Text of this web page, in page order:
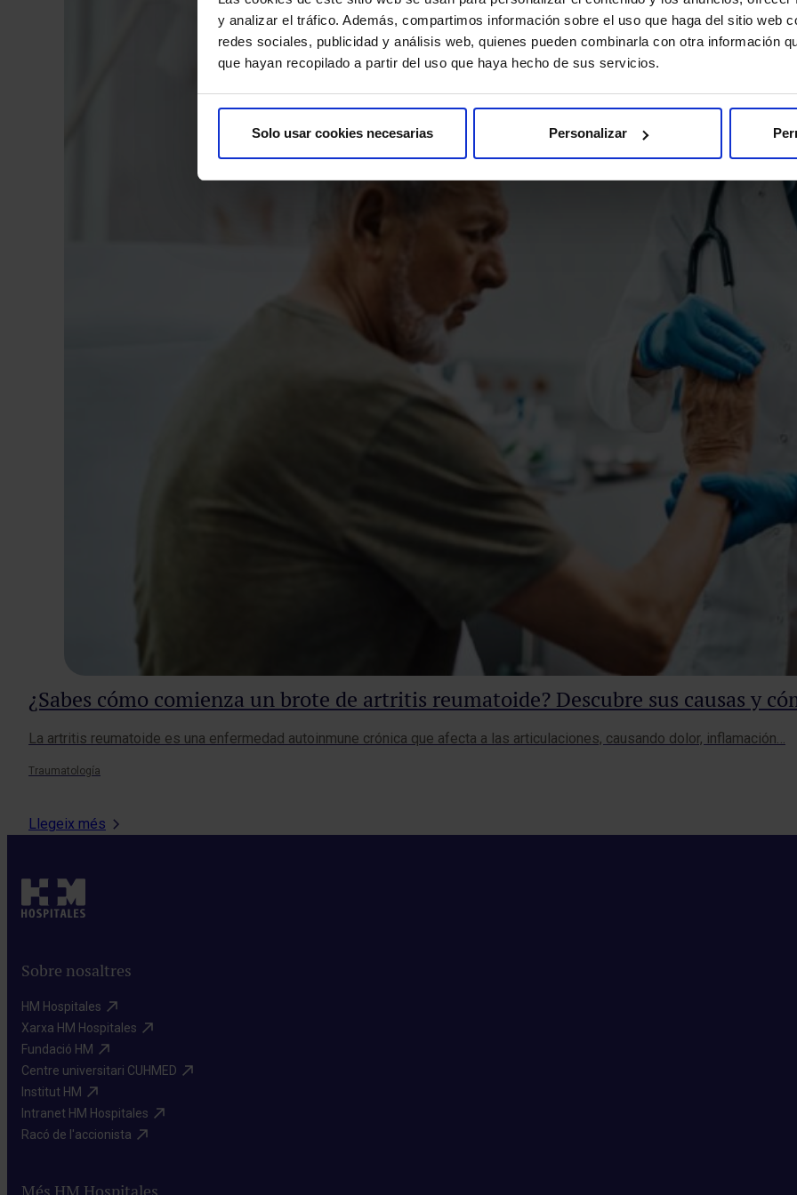
y analizar el tráfico. Además, compartimos información sobre el uso que haga del sitio web
redes sociales, publicidad y análisis web, quienes pueden combinarla con otra información
que hayan recopilado a partir del uso que haya hecho de sus servicios.
Solo usar cookies necesarias Personalizar
¿Sabes cómo comienza un brote de artritis reumatoide? Descubre sus causas y
La artritis reumatoide es una enfermedad autoinmune crónica que afecta a las articulaciones, causando dolor, inflamación…
Traumatología
Llegeix més
Sobre nosaltres
HM Hospitales​
Xarxa HM Hospitales​
Fundació HM​
Centre universitari CUHMED​
Institut HM​
Intranet HM Hospitales​
Racó de l'accionista​